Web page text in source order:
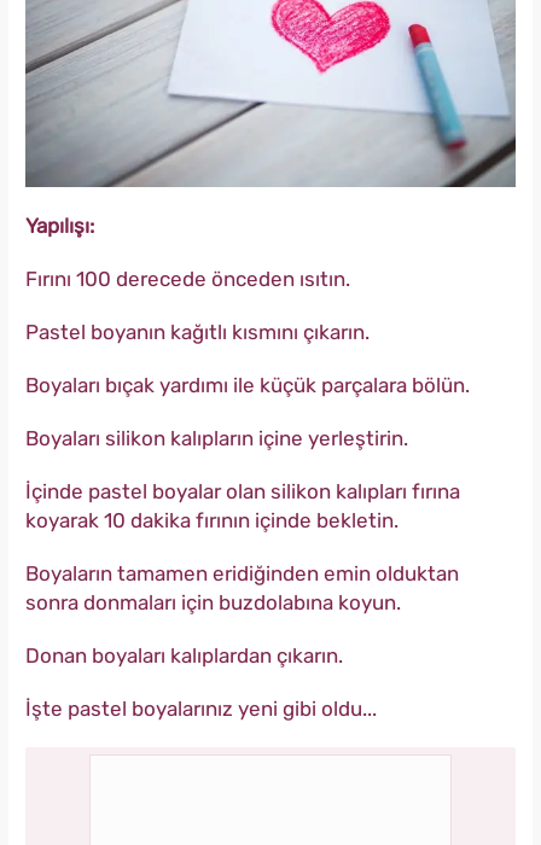
Yapılışı:
Fırını 100 derecede önceden ısıtın.
Pastel boyanın kağıtlı kısmını çıkarın.
Boyaları bıçak yardımı ile küçük parçalara bölün.
Boyaları silikon kalıpların içine yerleştirin.
İçinde pastel boyalar olan silikon kalıpları fırına
koyarak 10 dakika fırının içinde bekletin.
Boyaların tamamen eridiğinden emin olduktan
sonra donmaları için buzdolabına koyun.
Donan boyaları kalıplardan çıkarın.
İşte pastel boyalarınız yeni gibi oldu...